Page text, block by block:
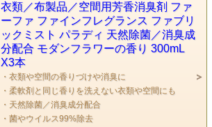
衣類／布製品／空間用芳香消臭剤 ファ
ーファ ファインフレグランス ファブリ
ックミスト パラディ 天然除菌／消臭成
分配合 モダンフラワーの香り 300mL
X3本
・衣類や空間の香りづけや消臭に
・柔軟剤と同じ香りを洗えない衣類や空間にも
・天然除菌／消臭成分配合
・菌やウイルス99%除去